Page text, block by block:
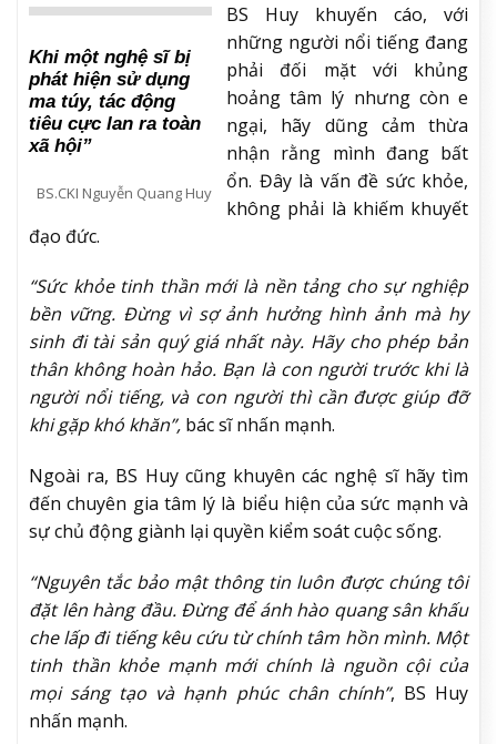
Khi một nghệ sĩ bị
phát hiện sử dụng
ma túy, tác động
tiêu cực lan ra toàn
xã hội”
BS.CKI Nguyễn Quang Huy
BS Huy khuyến cáo, với
những người nổi tiếng đang
phải đối mặt với khủng
hoảng tâm lý nhưng còn e
ngại, hãy dũng cảm thừa
nhận rằng mình đang bất
ổn. Đây là vấn đề sức khỏe,
không phải là khiếm khuyết
đạo đức.
“Sức khỏe tinh thần mới là nền tảng cho sự nghiệp
bền vững. Đừng vì sợ ảnh hưởng hình ảnh mà hy
sinh đi tài sản quý giá nhất này. Hãy cho phép bản
thân không hoàn hảo. Bạn là con người trước khi là
người nổi tiếng, và con người thì cần được giúp đỡ
khi gặp khó khăn”, bác sĩ nhấn mạnh.
Ngoài ra, BS Huy cũng khuyên các nghệ sĩ hãy tìm
đến chuyên gia tâm lý là biểu hiện của sức mạnh và
sự chủ động giành lại quyền kiểm soát cuộc sống.
“Nguyên tắc bảo mật thông tin luôn được chúng tôi
đặt lên hàng đầu. Đừng để ánh hào quang sân khấu
che lấp đi tiếng kêu cứu từ chính tâm hồn mình. Một
tinh thần khỏe mạnh mới chính là nguồn cội của
mọi sáng tạo và hạnh phúc chân chính”, BS Huy
nhấn mạnh.